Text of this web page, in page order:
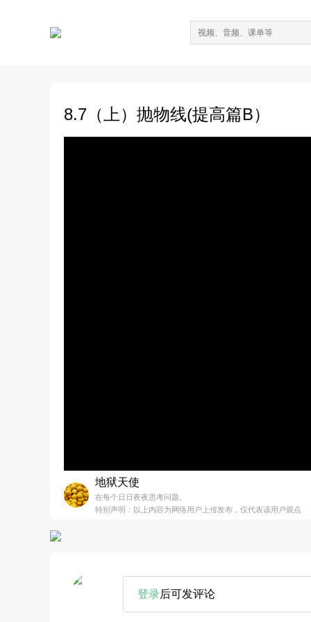
8.7（上）抛物线(提高篇B）
地狱天使
在每个日日夜夜思考问题。
特别声明：以上内容为网络用户上传发布，仅代表该用户观点
登录后可发评论